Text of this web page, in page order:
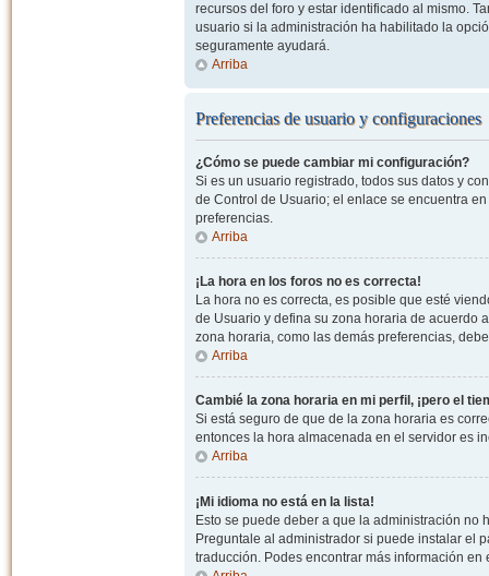
recursos del foro y estar identificado al mismo.
usuario si la administración ha habilitado la
seguramente ayudará.
Arriba
Preferencias de usuario y configuraciones
¿Cómo se puede cambiar mi configuración?
Si es un usuario registrado, todos sus datos y
de Control de Usuario; el enlace se encuentra
preferencias.
Arriba
¡La hora en los foros no es correcta!
La hora no es correcta, es posible que esté
de Usuario y defina su zona horaria de acuerdo
zona horaria, como las demás preferencias,
Arriba
Cambié la zona horaria en mi perfil, ¡pero el
Si está seguro de que de la zona horaria es
entonces la hora almacenada en el servidor es
Arriba
¡Mi idioma no está en la lista!
Esto se puede deber a que la administración no
Preguntale al administrador si puede instalar el
traducción. Podes encontrar más información